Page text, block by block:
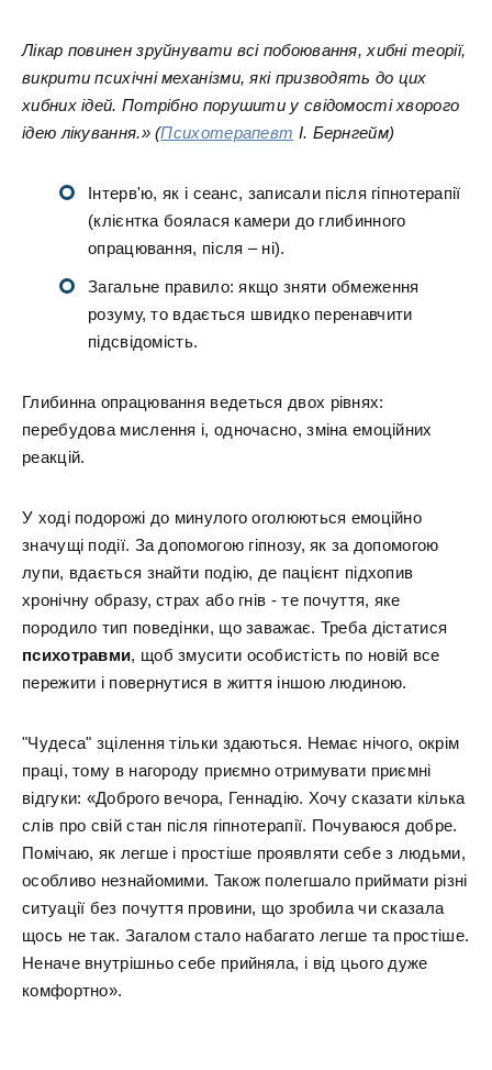
Лікар повинен зруйнувати всі побоювання, хибні теорії,
викрити психічні механізми, які призводять до цих
хибних ідей. Потрібно порушити у свідомості хворого
ідею лікування.» (Психотерапевт І. Бернгейм)
Інтерв'ю, як і сеанс, записали після гіпнотерапії
(клієнтка боялася камери до глибинного
опрацювання, після – ні).
Загальне правило: якщо зняти обмеження
розуму, то вдається швидко перенавчити
підсвідомість.
Глибинна опрацювання ведеться двох рівнях:
перебудова мислення і, одночасно, зміна емоційних
реакцій.
У ході подорожі до минулого оголюються емоційно
значущі події. За допомогою гіпнозу, як за допомогою
лупи, вдається знайти подію, де пацієнт підхопив
хронічну образу, страх або гнів - те почуття, яке
породило тип поведінки, що заважає. Треба дістатися
психотравми, щоб змусити особистість по новій все
пережити і повернутися в життя іншою людиною.
"Чудеса" зцілення тільки здаються. Немає нічого, окрім
праці, тому в нагороду приємно отримувати приємні
відгуки: «Доброго вечора, Геннадію. Хочу сказати кілька
слів про свій стан після гіпнотерапії. Почуваюся добре.
Помічаю, як легше і простіше проявляти себе з людьми,
особливо незнайомими. Також полегшало приймати різні
ситуації без почуття провини, що зробила чи сказала
щось не так. Загалом стало набагато легше та простіше.
Неначе внутрішньо себе прийняла, і від цього дуже
комфортно».